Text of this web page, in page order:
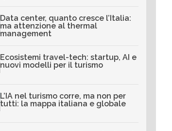
Data center, quanto cresce l’Italia:
ma attenzione al thermal
management
Ecosistemi travel-tech: startup, AI e
nuovi modelli per il turismo
L’IA nel turismo corre, ma non per
tutti: la mappa italiana e globale